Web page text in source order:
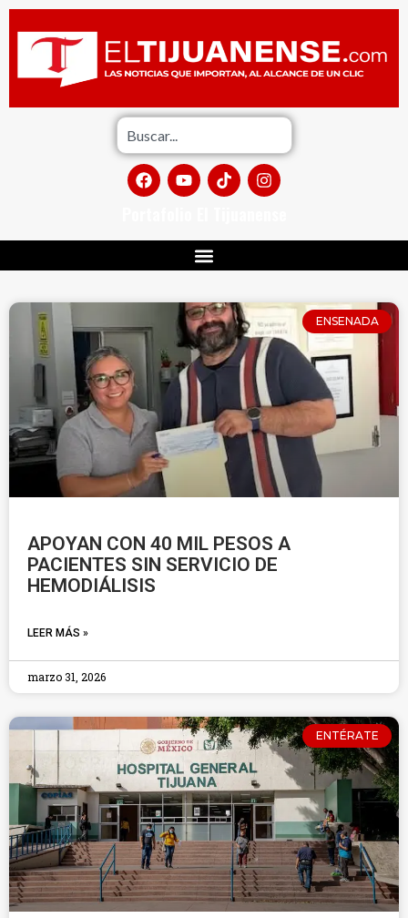
ENSENADA
APOYAN CON 40 MIL PESOS A
PACIENTES SIN SERVICIO DE
HEMODIÁLISIS
LEER MÁS »
marzo 31, 2026
ENTÉRATE